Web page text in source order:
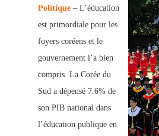
Politique – L’éducation
est primordiale pour les
foyers coréens et le
gouvernement l’a bien
compris. La Corée du
Sud a dépensé 7.6% de
son PIB national dans
l’éducation publique en